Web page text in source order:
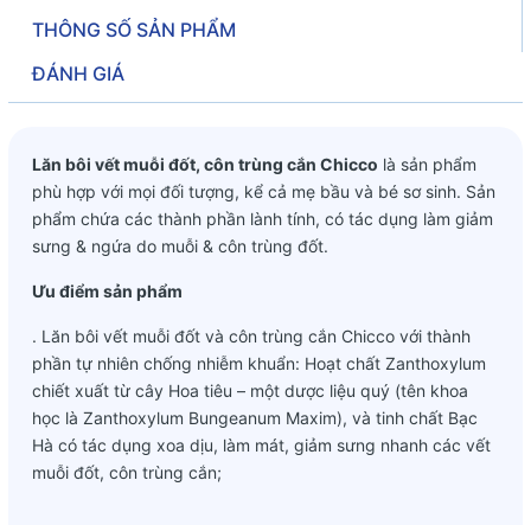
THÔNG SỐ SẢN PHẨM
ĐÁNH GIÁ
Lăn bôi vết muỗi đốt, côn trùng cắn Chicco là sản phẩm
phù hợp với mọi đối tượng, kể cả mẹ bầu và bé sơ sinh. Sản
phẩm chứa các thành phần lành tính, có tác dụng làm giảm
sưng & ngứa do muỗi & côn trùng đốt.
Ưu điểm sản phẩm
. Lăn bôi vết muỗi đốt và côn trùng cắn Chicco với thành
phần tự nhiên chống nhiễm khuẩn: Hoạt chất Zanthoxylum
chiết xuất từ cây Hoa tiêu – một dược liệu quý (tên khoa
học là Zanthoxylum Bungeanum Maxim), và tinh chất Bạc
Hà có tác dụng xoa dịu, làm mát, giảm sưng nhanh các vết
muỗi đốt, côn trùng cắn;